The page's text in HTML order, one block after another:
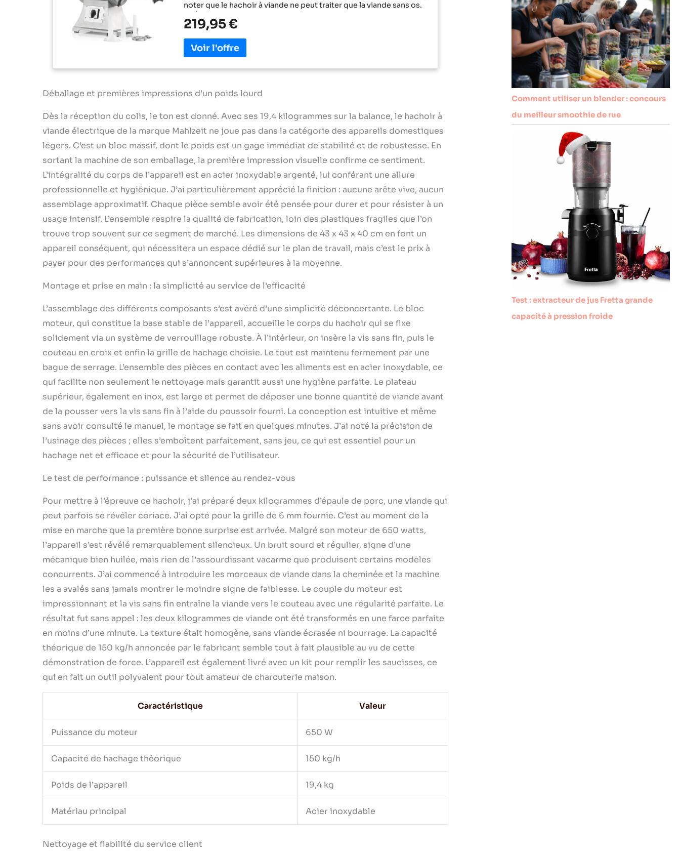
noter que le hachoir à viande ne peut traiter que la viande sans os.
légumes, ce multitalent vous permet de préparer les plats de
viande les plus divers ou de la chair à saucisse et de les transformer
directement en saucisses à l'aide des embouts de remplissage de
saucisses fournis. PROPRIÉTÉS | Les plaques perforées de
différentes tailles fournies permettent de hacher la viande en gros
caoutchouc antidérapants assurent un maintien stable et un travail
en toute sécurité. FORT | Les hachoirs à viande repas sont les
compagnons idéaux lorsque de grandes quantités de viande
doivent être traitées par heure. Broyez rapidement et en toute
sécurité différents aliments grâce à la puissance constante du
moteur. PRATIQUE | Les aliments préparés peuvent être déposés
machine a une fonction d'avance et de recul et peut être facilement
démontée pour un nettoyage hygiénique.
219,95 €
Déballage et premières impressions d’un poids lourd
Dès la réception du colis, le ton est donné. Avec ses 19,4 kilogrammes sur la balance, le hachoir à
viande électrique de la marque Mahlzeit ne joue pas dans la catégorie des appareils domestiques
légers. C’est un bloc massif, dont le poids est un gage immédiat de stabilité et de robustesse. En
sortant la machine de son emballage, la première impression visuelle confirme ce sentiment.
L’intégralité du corps de l’appareil est en acier inoxydable argenté, lui conférant une allure
professionnelle et hygiénique. J’ai particulièrement apprécié la finition : aucune arête vive, aucun
assemblage approximatif. Chaque pièce semble avoir été pensée pour durer et pour résister à un
usage intensif. L’ensemble respire la qualité de fabrication, loin des plastiques fragiles que l’on
trouve trop souvent sur ce segment de marché. Les dimensions de 43 x 43 x 40 cm en font un
appareil conséquent, qui nécessitera un espace dédié sur le plan de travail, mais c’est le prix à
payer pour des performances qui s’annoncent supérieures à la moyenne.
Montage et prise en main : la simplicité au service de l’efficacité
L’assemblage des différents composants s’est avéré d’une simplicité déconcertante. Le bloc
moteur, qui constitue la base stable de l’appareil, accueille le corps du hachoir qui se fixe
solidement via un système de verrouillage robuste. À l’intérieur, on insère la vis sans fin, puis le
couteau en croix et enfin la grille de hachage choisie. Le tout est maintenu fermement par une
bague de serrage. L’ensemble des pièces en contact avec les aliments est en acier inoxydable, ce
qui facilite non seulement le nettoyage mais garantit aussi une hygiène parfaite. Le plateau
supérieur, également en inox, est large et permet de déposer une bonne quantité de viande avant
de la pousser vers la vis sans fin à l’aide du poussoir fourni. La conception est intuitive et même
sans avoir consulté le manuel, le montage se fait en quelques minutes. J’ai noté la précision de
l’usinage des pièces ; elles s’emboîtent parfaitement, sans jeu, ce qui est essentiel pour un
hachage net et efficace et pour la sécurité de l’utilisateur.
Le test de performance : puissance et silence au rendez-vous
Pour mettre à l’épreuve ce hachoir, j’ai préparé deux kilogrammes d’épaule de porc, une viande qui
peut parfois se révéler coriace. J’ai opté pour la grille de 6 mm fournie. C’est au moment de la
mise en marche que la première bonne surprise est arrivée. Malgré son moteur de 650 watts,
l’appareil s’est révélé remarquablement silencieux. Un bruit sourd et régulier, signe d’une
mécanique bien huilée, mais rien de l’assourdissant vacarme que produisent certains modèles
concurrents. J’ai commencé à introduire les morceaux de viande dans la cheminée et la machine
les a avalés sans jamais montrer le moindre signe de faiblesse. Le couple du moteur est
impressionnant et la vis sans fin entraîne la viande vers le couteau avec une régularité parfaite. Le
résultat fut sans appel : les deux kilogrammes de viande ont été transformés en une farce parfaite
en moins d’une minute. La texture était homogène, sans viande écrasée ni bourrage. La capacité
théorique de 150 kg/h annoncée par le fabricant semble tout à fait plausible au vu de cette
démonstration de force. L’appareil est également livré avec un kit pour remplir les saucisses, ce
qui en fait un outil polyvalent pour tout amateur de charcuterie maison.
Caractéristique Valeur
Puissance du moteur 650 W
Capacité de hachage théorique 150 kg/h
Poids de l’appareil 19,4 kg
Matériau principal Acier inoxydable
Nettoyage et fiabilité du service client
Comment utiliser un blender : concours
du meilleur smoothie de rue
Test : extracteur de jus Fretta grande
capacité à pression froide